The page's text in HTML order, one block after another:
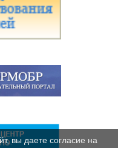
вы даете согласие на